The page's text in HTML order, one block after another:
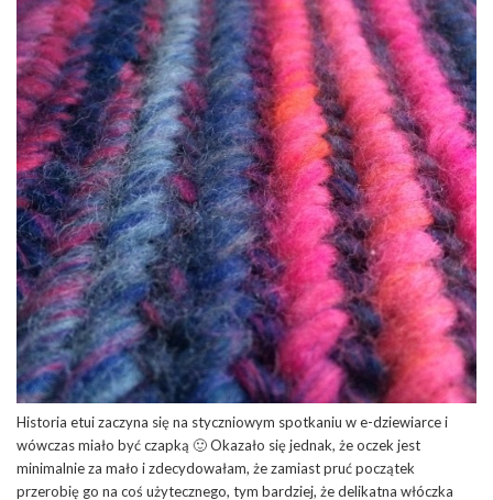
Historia etui zaczyna się na styczniowym spotkaniu w e-dziewiarce i
wówczas miało być czapką 🙂 Okazało się jednak, że oczek jest
minimalnie za mało i zdecydowałam, że zamiast pruć początek
przerobię go na coś użytecznego, tym bardziej, że delikatna włóczka